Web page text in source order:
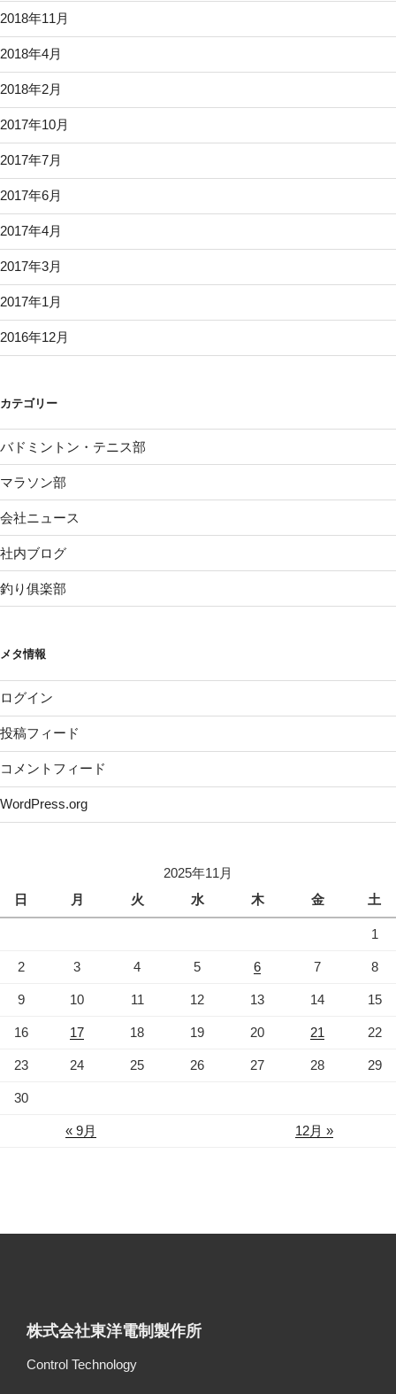
2018年11月
2018年4月
2018年2月
2017年10月
2017年7月
2017年6月
2017年4月
2017年3月
2017年1月
2016年12月
カテゴリー
バドミントン・テニス部
マラソン部
会社ニュース
社内ブログ
釣り俱楽部
メタ情報
ログイン
投稿フィード
コメントフィード
WordPress.org
2025年11月
日
月 火 水 木 金 土
« 9月 12月 »
1
2 3 4 5 6 7 8
9 10 11 12 13 14 15
16 17 18 19 20 21 22
23 24 25 26 27 28 29
30
株式会社東洋電制製作所
Control Technology